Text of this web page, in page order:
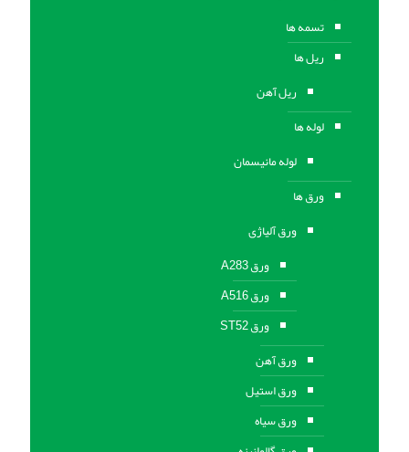
تسمه ها
ریل ها
ریل آهن
لوله ها
لوله مانیسمان
ورق ها
ورق آلیاژی
ورق A283
ورق A516
ورق ST52
ورق آهن
ورق استیل
ورق سیاه